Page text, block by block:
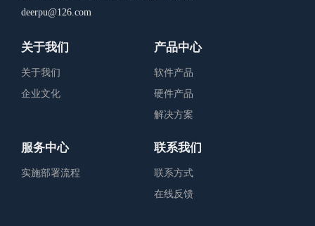
deerpu@126.com
关于我们
关于我们
企业文化
产品中心
软件产品
硬件产品
解决方案
服务中心
实施部署流程
联系我们
联系方式
在线反馈